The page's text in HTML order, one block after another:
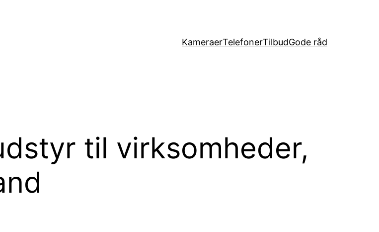
KameraerTelefonerTilbudGode råd
til virksomheder,